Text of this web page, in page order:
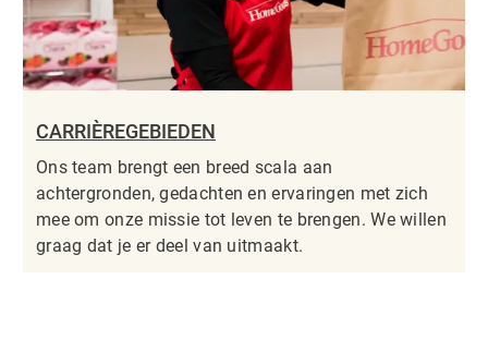
CARRIÈREGEBIEDEN
Ons team brengt een breed scala aan
achtergronden, gedachten en ervaringen met zich
mee om onze missie tot leven te brengen. We willen
graag dat je er deel van uitmaakt.